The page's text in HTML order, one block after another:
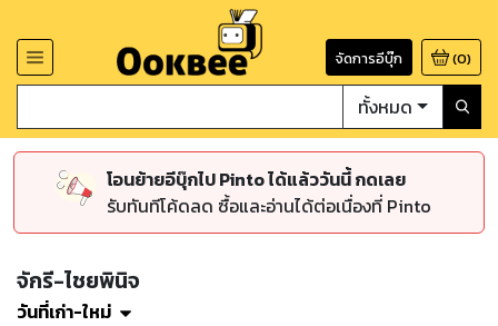
จัดการอีบุ๊ก (0)
ทั้งหมด
โอนย้ายอีบุ๊กไป Pinto ได้แล้ววันนี้ กดเลย
รับทันทีโค้ดลด ซื้อและอ่านได้ต่อเนื่องที่ Pinto
จักรี-ไชยพินิจ
วันที่เก่า-ใหม่